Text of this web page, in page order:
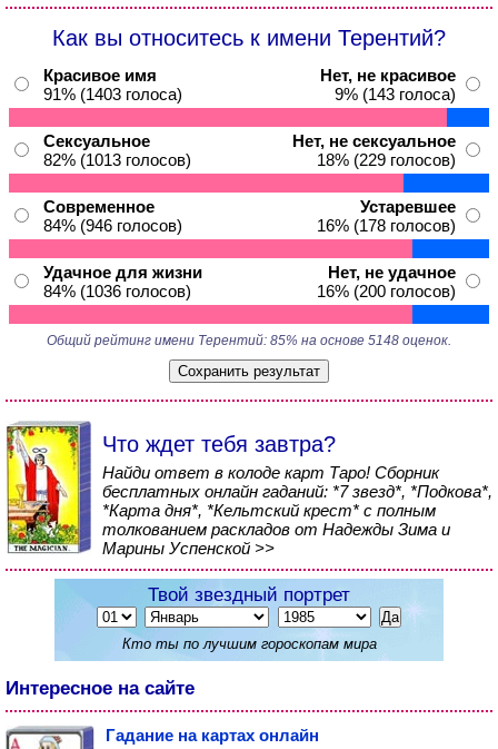
Как вы относитесь к имени Терентий?
Красивое имя
91% (1403 голоса)
Нет, не красивое
9% (143 голоса)
Сексуальное
82% (1013 голосов)
Нет, не сексуальное
18% (229 голосов)
Современное
84% (946 голосов)
Устаревшее
16% (178 голосов)
Удачное для жизни
84% (1036 голосов)
Нет, не удачное
16% (200 голосов)
Общий рейтинг имени Терентий: 85% на основе 5148 оценок.
Что ждет тебя завтра?
Найди ответ в колоде карт Таро! Сборник
бесплатных онлайн гаданий: *7 звезд*, *Подкова*,
*Карта дня*, *Кельтский крест* с полным
толкованием раскладов от Надежды Зима и
Марины Успенской >>
Твой звездный портрет
Кто ты по лучшим гороскопам мира
Интересное на сайте
Гадание на картах онлайн